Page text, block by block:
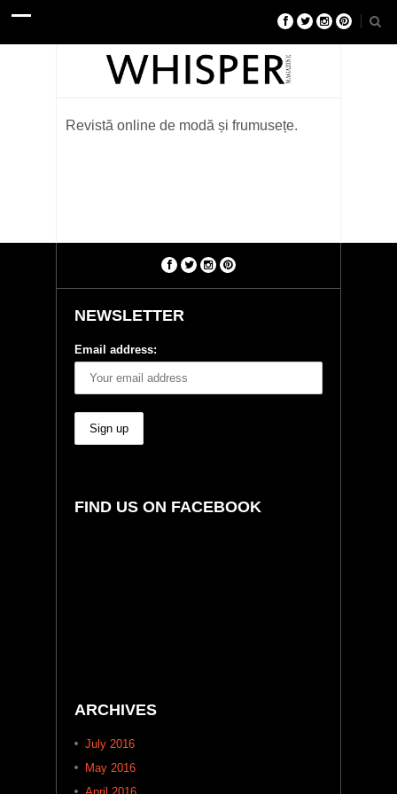
Revistă online de modă și frumusețe.
NEWSLETTER
Email address:
FIND US ON FACEBOOK
ARCHIVES
July 2016
May 2016